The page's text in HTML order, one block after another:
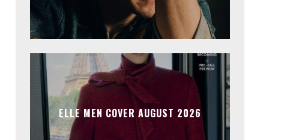
ELLE MEN COVER AUGUST 2026